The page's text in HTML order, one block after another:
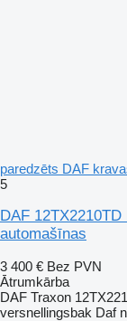
paredzēts DAF
5
DAF
automašīnas
3 400 € Bez PVN
Ātrumkārba
DAF Traxon
versnellingsbak Daf